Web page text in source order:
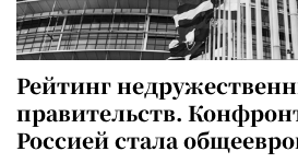
Рейтинг
правительств.
Россией стала